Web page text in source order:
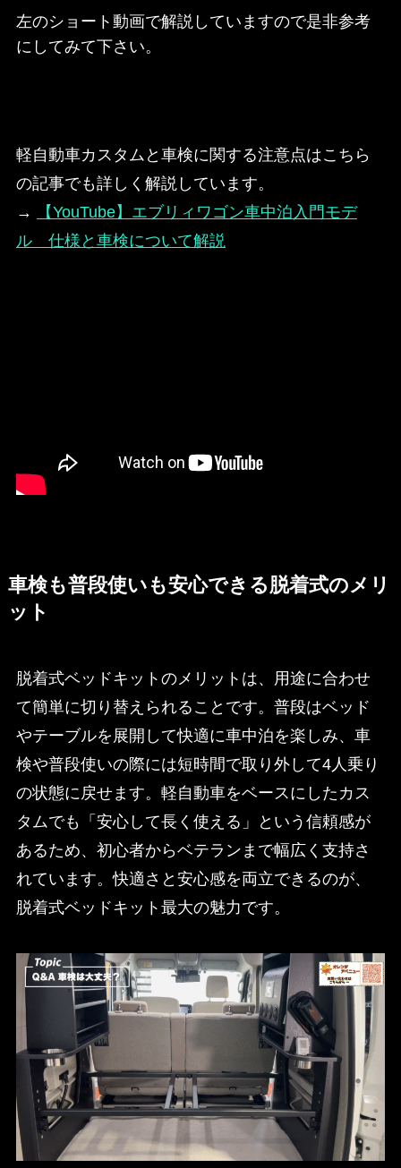
左のショート動画で解説していますので是非参考
にしてみて下さい。
軽自動車カスタムと車検に関する注意点はこちら
の記事でも詳しく解説しています。
→
【YouTube】エブリィワゴン車中泊入門モデ
ル 仕様と車検について解説
車検も普段使いも安心できる脱着式のメリ
ット
脱着式ベッドキットのメリットは、用途に合わせ
て簡単に切り替えられることです。普段はベッド
やテーブルを展開して快適に車中泊を楽しみ、車
検や普段使いの際には短時間で取り外して4人乗り
の状態に戻せます。軽自動車をベースにしたカス
タムでも「安心して長く使える」という信頼感が
あるため、初心者からベテランまで幅広く支持さ
れています。快適さと安心感を両立できるのが、
脱着式ベッドキット最大の魅力です。